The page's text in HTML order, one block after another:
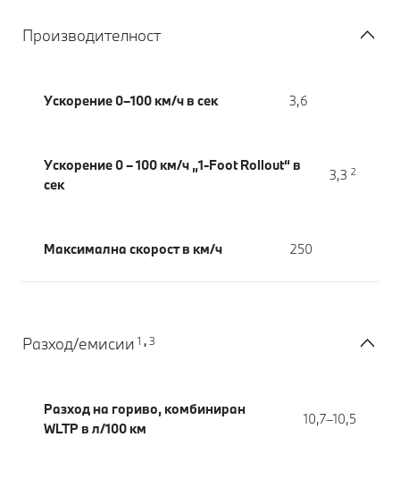
Производителност
Ускорение 0–100 км/ч в сек 3,6
Ускорение 0 – 100 км/ч „1-Foot Rollout“ в
сек
3,3 2
Максимална скорост в км/ч 250
Разход/емисии 1 , 3
Разход на гориво, комбиниран
WLTP в л/100 км
10,7–10,5